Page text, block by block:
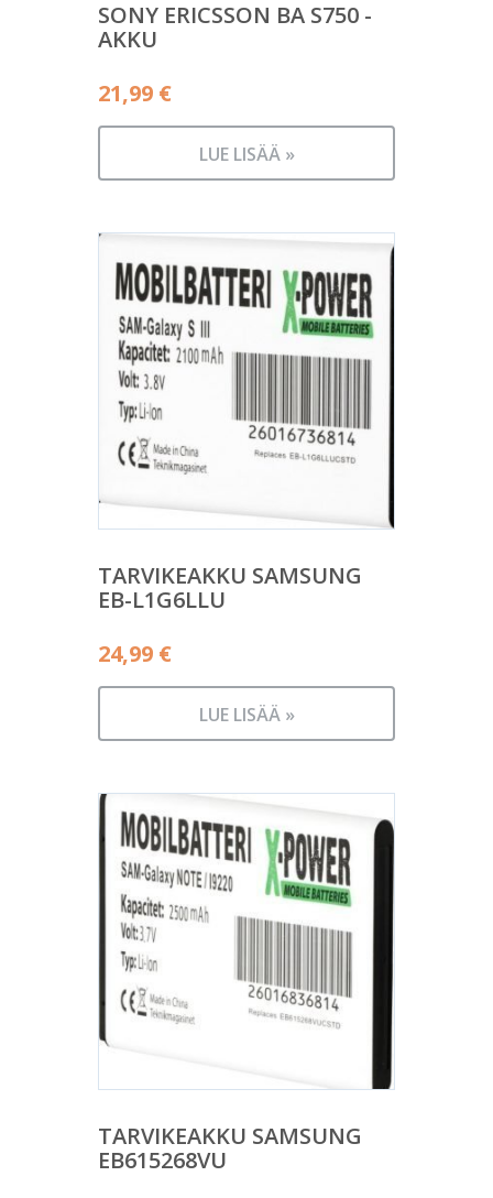
SONY ERICSSON BA S750 -
AKKU
21,99 €
LUE LISÄÄ »
TARVIKEAKKU SAMSUNG
EB-L1G6LLU
24,99 €
LUE LISÄÄ »
TARVIKEAKKU SAMSUNG
EB615268VU